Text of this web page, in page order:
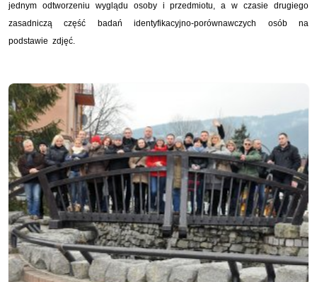
jednym odtworzeniu wyglądu osoby i przedmiotu, a w czasie drugiego
zasadniczą część badań identyfikacyjno-porównawczych osób na
podstawie zdjęć.